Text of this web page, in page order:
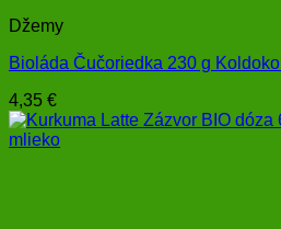
Džemy
Bioláda Čučoriedka 230 g Koldokol
4,35 €